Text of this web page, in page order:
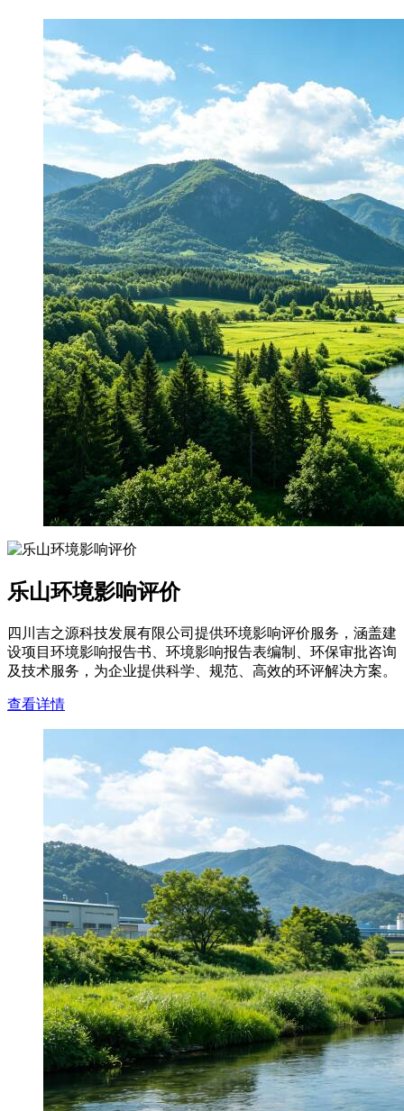
乐山环境影响评价
四川吉之源科技发展有限公司提供环境影响评价服务，涵盖建
设项目环境影响报告书、环境影响报告表编制、环保审批咨询
及技术服务，为企业提供科学、规范、高效的环评解决方案。
查看详情